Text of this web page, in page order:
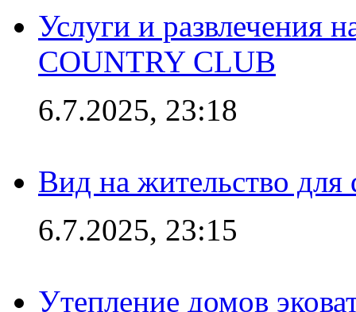
Услуги и развлечения
COUNTRY CLUB
6.7.2025, 23:18
Вид на жительство
6.7.2025, 23:15
Утепление домов